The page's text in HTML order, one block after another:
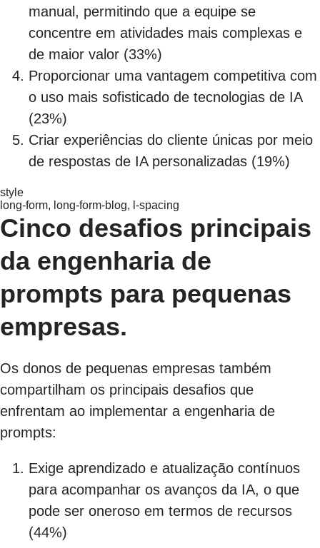
manual, permitindo que a equipe se
concentre em atividades mais complexas e
de maior valor (33%)
Proporcionar uma vantagem competitiva com
o uso mais sofisticado de tecnologias de IA
(23%)
Criar experiências do cliente únicas por meio
de respostas de IA personalizadas (19%)
style
long-form, long-form-blog, l-spacing
Cinco desafios principais
da engenharia de
prompts para pequenas
empresas.
Os donos de pequenas empresas também
compartilham os principais desafios que
enfrentam ao implementar a engenharia de
prompts:
Exige aprendizado e atualização contínuos
para acompanhar os avanços da IA, o que
pode ser oneroso em termos de recursos
(44%)